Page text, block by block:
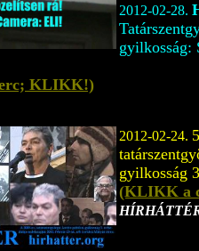
2012-02-28.
gyilkosság:
KLIKK!)
2012-02-24.
gyilkosság
(KLIKK a